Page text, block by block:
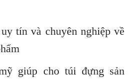
tín và chuyên nghiệp về
giúp cho túi đựng sản